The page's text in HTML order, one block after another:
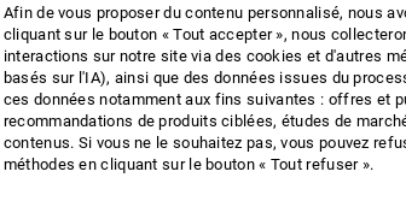
par courriel) ou par voie postale.
ne peuvent être utilisés que si les conditions y
de la partie adverse.
est choisie pour mode de paiement, les
n'est pas concernée par la relation entre la partie
paiement est dû dans les 30 jours suivant la date de
Afin de vous proposer du contenu personnalisé, nous
cliquant sur le bouton « Tout accepter », nous
interactions sur notre site via des cookies et d'autres
basés sur l'IA), ainsi que des données issues du
ces données notamment aux fins suivantes : offres et
recommandations de produits ciblées, études de
contenus. Si vous ne le souhaitez pas, vous pouvez
méthodes en cliquant sur le bouton « Tout refuser ».